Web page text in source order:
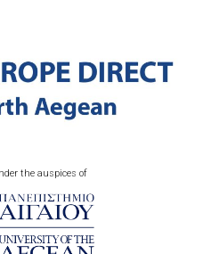
the auspices of